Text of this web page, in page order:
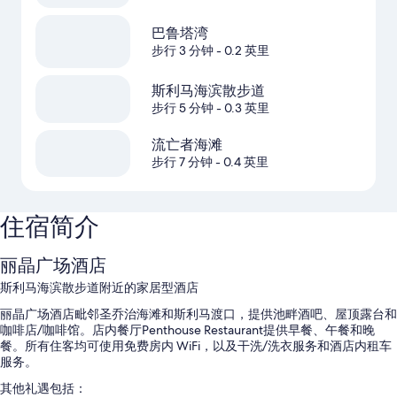
巴鲁塔湾
步行 3 分钟- 0.2 英里
斯利马海滨散步道
步行 5 分钟- 0.3 英里
流亡者海滩
步行 7 分钟- 0.4 英里
住宿简介
丽晶广场酒店
斯利马海滨散步道附近的家居型酒店
丽晶广场酒店毗邻圣乔治海滩和斯利马渡口，提供池畔酒吧、屋顶露台和
咖啡店/咖啡馆。店内餐厅Penthouse Restaurant提供早餐、午餐和晚
餐。所有住客均可使用免费房内 WiFi，以及干洗/洗衣服务和酒店内租车
服务。
其他礼遇包括：